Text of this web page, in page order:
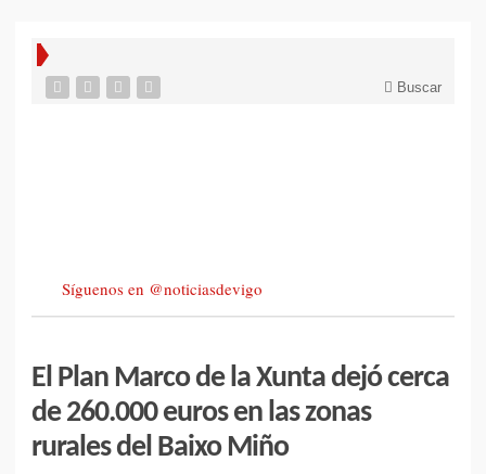
Buscar
Síguenos en @noticiasdevigo
El Plan Marco de la Xunta dejó cerca
de 260.000 euros en las zonas
rurales del Baixo Miño